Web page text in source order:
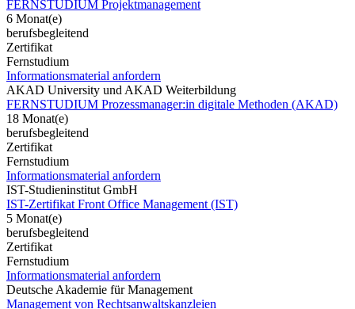
FERNSTUDIUM Projektmanagement
6 Monat(e)
berufsbegleitend
Zertifikat
Fernstudium
Informationsmaterial anfordern
AKAD University und AKAD Weiterbildung
FERNSTUDIUM Prozessmanager:in digitale Methoden (AKAD)
18 Monat(e)
berufsbegleitend
Zertifikat
Fernstudium
Informationsmaterial anfordern
IST-Studieninstitut GmbH
IST-Zertifikat Front Office Management (IST)
5 Monat(e)
berufsbegleitend
Zertifikat
Fernstudium
Informationsmaterial anfordern
Deutsche Akademie für Management
Management von Rechtsanwaltskanzleien